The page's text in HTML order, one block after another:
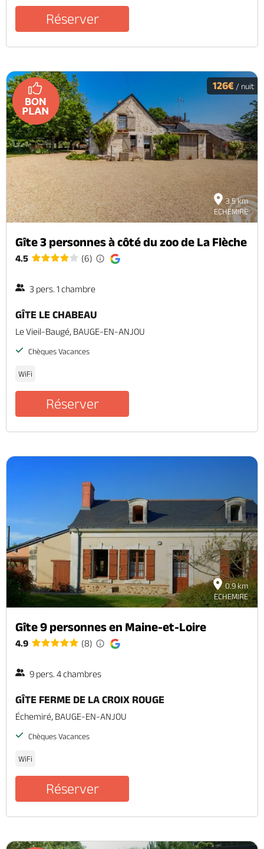
Réserver
3.5 km
ECHEMIRE
126€ / nuit
Gîte 3 personnes à côté du zoo de La Flèche
4.5 (6)
3 pers. 1 chambre
GÎTE LE CHABEAU
Le Vieil-Baugé, BAUGE-EN-ANJOU
Chèques Vacances
WiFi
Réserver
0.9 km
ECHEMIRE
Gîte 9 personnes en Maine-et-Loire
4.9 (8)
9 pers. 4 chambres
GÎTE FERME DE LA CROIX ROUGE
Échemiré, BAUGE-EN-ANJOU
Chèques Vacances
WiFi
Réserver